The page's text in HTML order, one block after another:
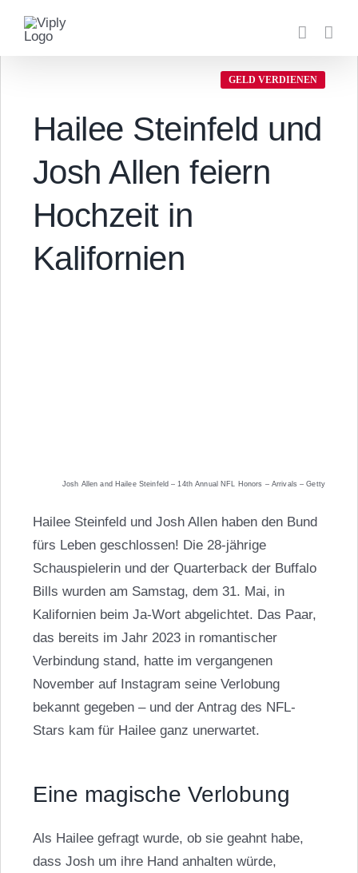
Inhalt
springen
GELD VERDIENEN
Hailee Steinfeld und
Josh Allen feiern
Hochzeit in
Kalifornien
Josh Allen and Hailee Steinfeld – 14th Annual NFL Honors – Arrivals – Getty
Hailee Steinfeld und Josh Allen haben den Bund
fürs Leben geschlossen! Die 28-jährige
Schauspielerin und der Quarterback der Buffalo
Bills wurden am Samstag, dem 31. Mai, in
Kalifornien beim Ja-Wort abgelichtet. Das Paar,
das bereits im Jahr 2023 in romantischer
Verbindung stand, hatte im vergangenen
November auf Instagram seine Verlobung
bekannt gegeben – und der Antrag des NFL-
Stars kam für Haileeganz unerwartet.
Eine magische Verlobung
Als Hailee gefragt wurde, ob sie geahnthabe,
dass Josh um ihre Hand anhalten würde,